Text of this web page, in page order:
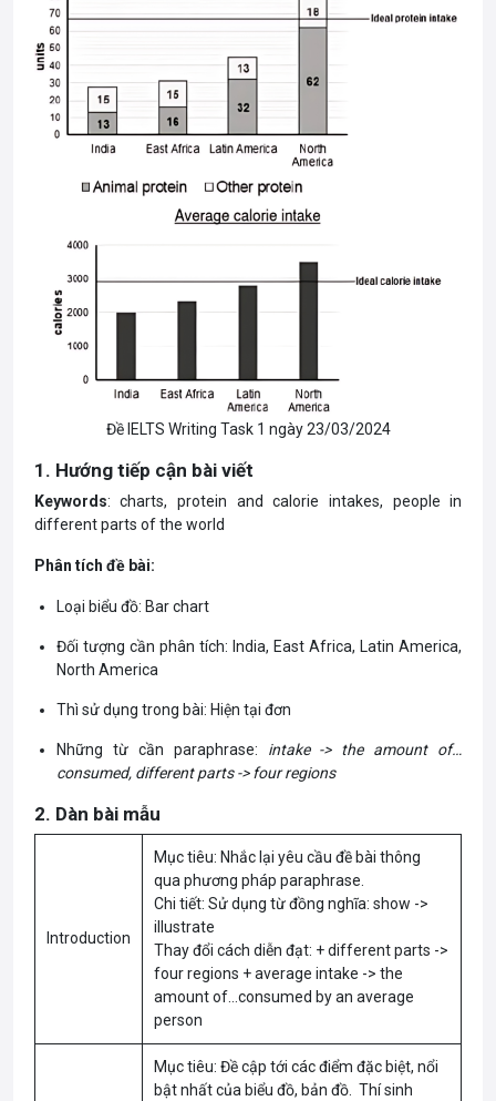
Đề IELTS Writing Task 1 ngày 23/03/2024
1. Hướng tiếp cận bài viết
Keywords: charts, protein and calorie intakes, people in
different parts of the world
Phân tích đề bài:
Loại biểu đồ: Bar chart
Đối tượng cần phân tích: India, East Africa, Latin America,
North America
Thì sử dụng trong bài: Hiện tại đơn
Những từ cần paraphrase: intake -> the amount of…
consumed, different parts -> four regions
2. Dàn bài mẫu
Introduction
Mục tiêu: Nhắc lại yêu cầu đề bài thông
qua phương pháp paraphrase.
Chi tiết: Sử dụng từ đồng nghĩa: show ->
illustrate
Thay đổi cách diễn đạt: + different parts ->
four regions + average intake -> the
amount of…consumed by an average
person
Mục tiêu: Đề cập tới các điểm đặc biệt, nổi
bật nhất của biểu đồ, bản đồ. Thí sinh